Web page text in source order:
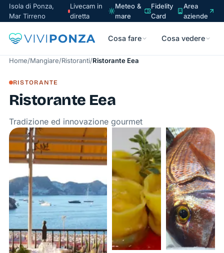
Isola di Ponza,
Mar Tirreno
Livecam in
diretta
Meteo &
mare
Fidelity
Card
Area
aziende
Cosa fare Cosa vedere
Home/Mangiare/Ristoranti/Ristorante Eea
RISTORANTE
Ristorante Eea
Tradizione ed innovazione gourmet